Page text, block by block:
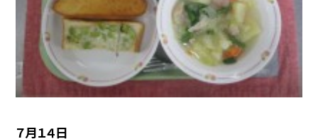
７月１４日